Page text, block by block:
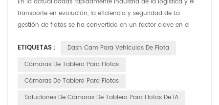
transporte en evolución, la eficiencia y seguridad de La
gestión de flotas se ha convertido en un factor clave en el
los avances tecnológicos, las cámaras de tablero inteligentes
tienen transformado de simples herramientas de grabación
ETIQUETAS :
Dash Cam Para Vehículos De Flota
Cámaras De Tablero Para Flotas
Cámaras De Tablero Para Flotas
Soluciones De Cámaras De Tablero Para Flotas De IA